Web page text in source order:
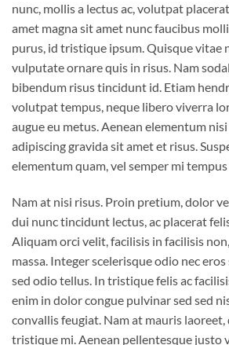
nunc, mollis a lectus ac, volutpat
amet magna sit amet nunc faucibus
purus, id tristique ipsum. Quisque vitae
vulputate ornare quis in risus. Nam
bibendum risus tincidunt id. Etiam
volutpat tempus, neque libero viverra
augue eu metus. Aenean elementum
adipiscing gravida sit amet et risus.
elementum quam, vel semper mi tempus
Nam at nisi risus. Proin pretium, dolor
dui nunc tincidunt lectus, ac placerat
Aliquam orci velit, facilisis in facilisis
massa. Integer scelerisque odio nec
sed odio tellus. In tristique felis ac
enim in dolor congue pulvinar sed sed
convallis feugiat. Nam at mauris
tristique mi. Aenean pellentesque justo